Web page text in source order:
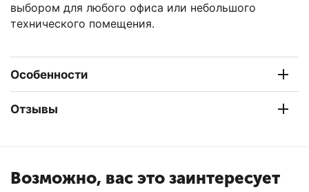
выбором для любого офиса или небольшого
технического помещения.
Особенности
Отзывы
Возможно, вас это заинтересует